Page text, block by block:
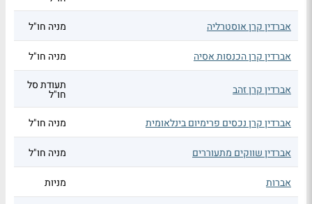
אברדין קרן אוסטרליה
מניה חו"ל
אברדין קרן הכנסות אסיה מניה חו"ל
אברדין קרן זהב תעודת סל
חו"ל
אברדין קרן נכסים פרימיום בינלאומית
מניה חו"ל
אברדין שווקים מתעוררים מניה חו"ל
אברות מניות